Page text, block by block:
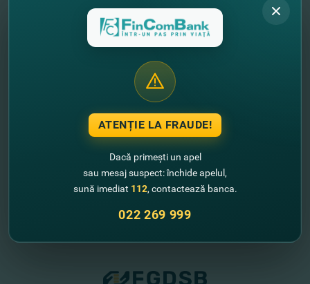
Alte noutăţi
ATENȚIE LA FRAUDE!
Dacă primești un apel
sau mesaj suspect: închide apelul,
sună imediat 112, contactează banca.
022 269 999